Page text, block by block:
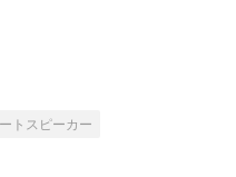
トスピーカー